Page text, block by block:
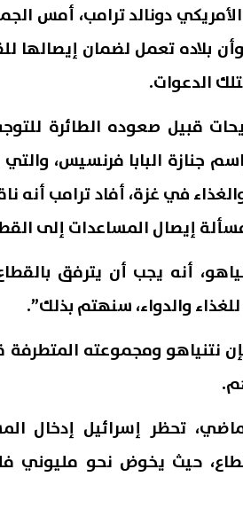
دونالد ترامب، أمس
بلاده تعمل لضمان
الدعوات.
قبيل صعوده الطائرة
جنازة البابا فرنسيس،
في غزة، أفاد ترامب أنه
مسألة إيصال المساعدات إلى
أنه يجب أن يترفق
والدواء، سنهتم بذلك”.
نتنياهو ومجموعته المتطرفة
الماضي، تحظر إسرائيل إدخال
حيث يخوض نحو مليوني
ارتفاع جماعى لمؤشرات البورصة
بمنتصف التعاملات.. ورأس المال